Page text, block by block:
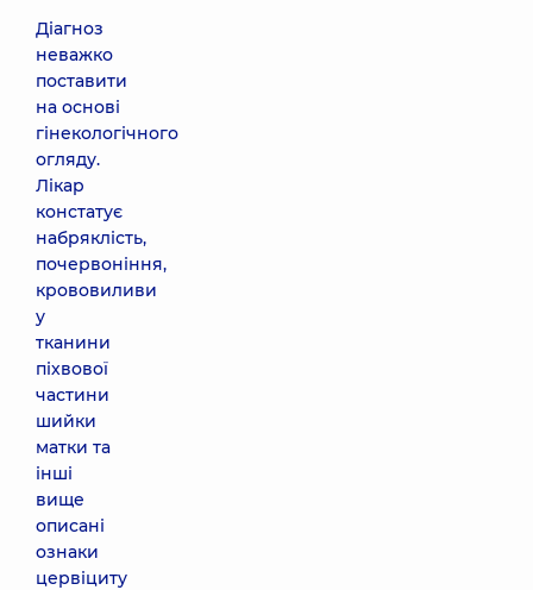
Діагноз
неважко
поставити
на основі
гінекологічного
огляду.
Лікар
констатує
набряклість,
почервоніння,
крововиливи
у
тканини
піхвової
частини
шийки
матки та
інші
вище
описані
ознаки
цервіциту